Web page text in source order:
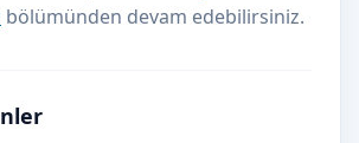
bölümünden devam edebilirsiniz.